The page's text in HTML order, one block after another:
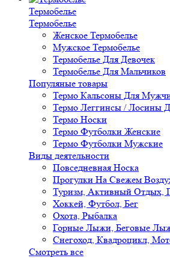
Термобелье
Термобелье
Женское Термобелье
Мужское Термобелье
Термобелье Для Девочек
Термобелье Для Мальчиков
Популяные товары
Термо Кальсоны Для
Термо Леггинсы / Лосины
Термо Носки
Термо Футболки Женские
Термо Футболки Мужские
Виды деятельности
Повседневная Носка
Прогулки На Свежем
Туризм, Активный Отдых,
Хоккей, Футбол, Бег
Охота, Рыбалка
Горные Лыжи, Беговые
Снегоход, Квадроцикл,
Смотреть все